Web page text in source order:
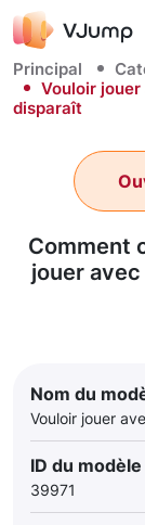
Principal
Vouloir
disparaît
Comment
jouer
Nom du
Vouloir jouer
ID du modèle
39971